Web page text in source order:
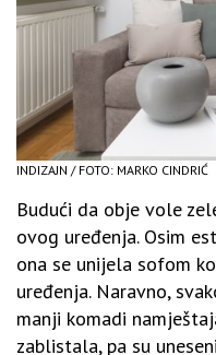
INDIZAJN / FOTO: MARKO CINDRIĆ
Budući da obje vole
ovog uređenja. Osim
ona se unijela sofom
uređenja. Naravno,
manji komadi
zablistala, pa su